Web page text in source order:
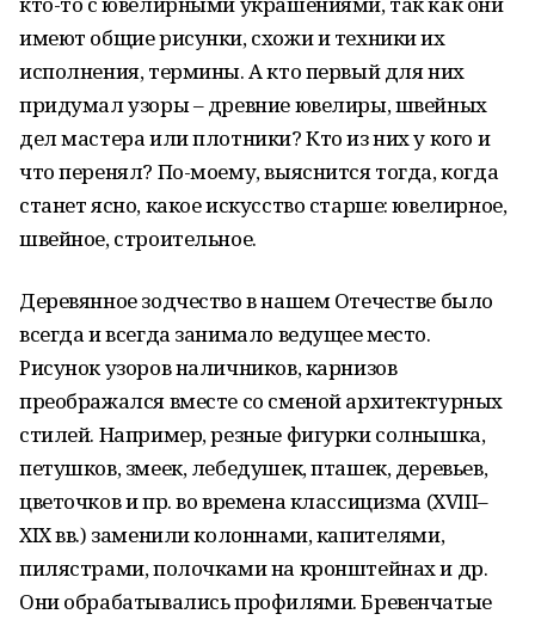
имеют общие рисунки, схожи и техники их
исполнения, термины. А кто первый для них
придумал узоры – древние ювелиры, швейных
дел мастера или плотники? Кто из них у кого и
что перенял? По-моему, выяснится тогда, когда
станет ясно, какое искусство старше: ювелирное,
швейное, строительное.
Деревянное зодчество в нашем Отечестве было
всегда и всегда занимало ведущее место.
Рисунок узоров наличников, карнизов
преображался вместе со сменой архитектурных
стилей. Например, резные фигурки солнышка,
петушков, змеек, лебедушек, пташек, деревьев,
цветочков и пр. во времена классицизма (XVIII–
XIX вв.) заменили колоннами, капителями,
пилястрами, полочками на кронштейнах и др.
Они обрабатывались профилями. Бревенчатые